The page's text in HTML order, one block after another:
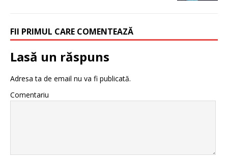
FII PRIMUL CARE COMENTEAZĂ
Lasă un răspuns
Adresa ta de email nu va fi publicată.
Comentariu